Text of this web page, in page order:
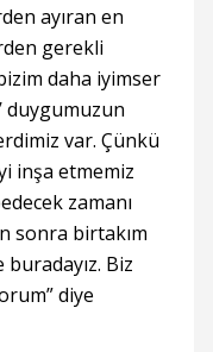
ayıran en
gerekli
daha iyimser
duygumuzun
var. Çünkü
inşa etmemiz
zamanı
sonra birtakım
Biz
diye